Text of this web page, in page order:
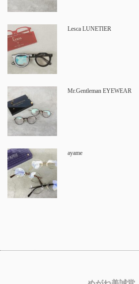
Lesca LUNETIER
Mr.Gentleman EYEWEAR
ayame